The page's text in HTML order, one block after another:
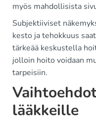
myös mahdollisista
Subjektiiviset
kesto ja tehokkuus
tärkeää keskustella
jolloin hoito voidaan
tarpeisiin.
lääkkeille